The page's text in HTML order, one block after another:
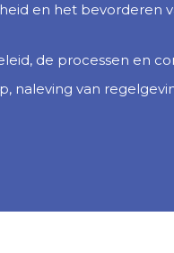
en het bevorderen
de processen en
naleving van